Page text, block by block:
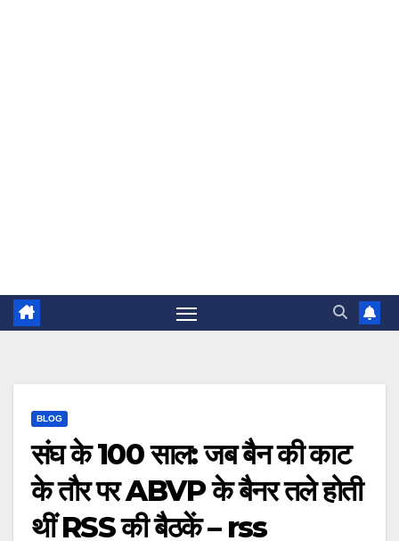
BLOG
संघ के 100 साल: जब बैन की काट
के तौर पर ABVP के बैनर तले होती
थीं RSS की बैठकें – rss